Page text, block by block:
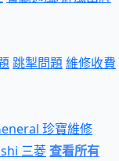
跳掣問題維修收費
珍寶維修
三菱查看所有